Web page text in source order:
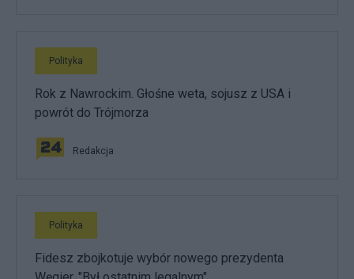
Polityka
Rok z Nawrockim. Głośne weta, sojusz z USA i
powrót do Trójmorza
Redakcja
Polityka
Fidesz zbojkotuje wybór nowego prezydenta